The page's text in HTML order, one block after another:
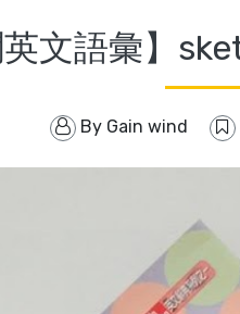
英文語彙】
By Gain wind